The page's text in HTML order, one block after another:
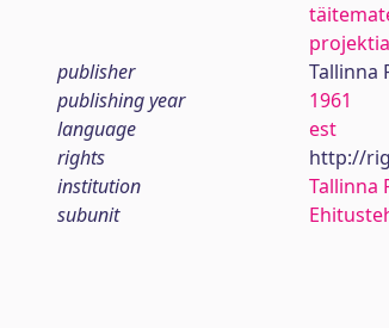
publisher
Tallinna
publishing year
1961
language
est
rights
http://
institution
Tallinna
subunit